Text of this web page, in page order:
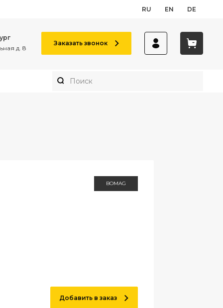
RU EN DE
д. 8
Заказать звонок
BOMAG
Добавить в заказ